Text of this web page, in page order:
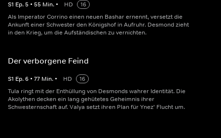
S1 Ep.5 • 55 Min. • HD
16
Als Imperator Corrino einen neuen Bashar ernennt, versetzt die
Ankunft einer Schwester den Königshof in Aufruhr. Desmond zieht
in den Krieg, um die Aufständischen zu vernichten.
Der verborgene Feind
S1 Ep.6 • 77 Min. • HD
16
Tula ringt mit der Enthüllung von Desmonds wahrer Identität. Die
Akolythen decken ein lang gehütetes Geheimnis ihrer
Schwesternschaft auf. Valya setzt ihren Plan für Ynez' Flucht um.